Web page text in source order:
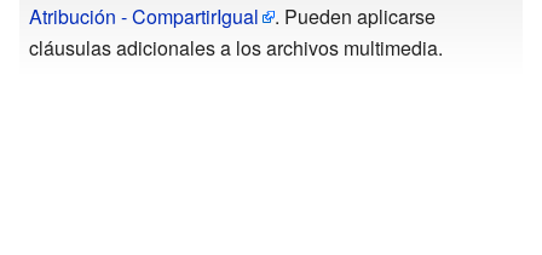
Atribución - CompartirIgual
. Pueden aplicarse
cláusulas adicionales a los archivos multimedia.